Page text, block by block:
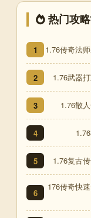
热门攻
1 1.76传奇法
2 1.76武器
3 1.76散
4
5 1.76复古
6
176传奇快